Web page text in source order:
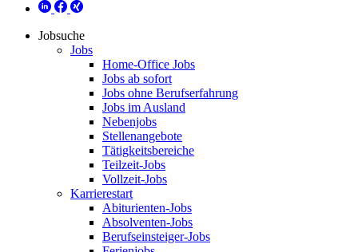
Jobsuche
Jobs
Home-Office Jobs
Jobs ab sofort
Jobs ohne Berufserfahrung
Jobs im Ausland
Nebenjobs
Stellenangebote
Tätigkeitsbereiche
Teilzeit-Jobs
Vollzeit-Jobs
Karrierestart
Abiturienten-Jobs
Absolventen-Jobs
Berufseinsteiger-Jobs